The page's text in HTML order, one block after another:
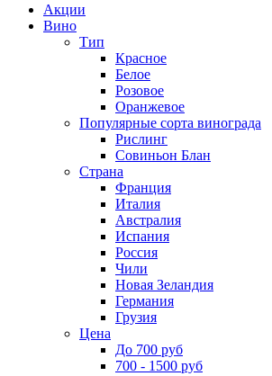
Акции
Вино
Тип
Красное
Белое
Розовое
Оранжевое
Популярные сорта винограда
Рислинг
Совиньон Блан
Страна
Франция
Италия
Австралия
Испания
Россия
Чили
Новая Зеландия
Германия
Грузия
Цена
До 700 руб
700 - 1500 руб